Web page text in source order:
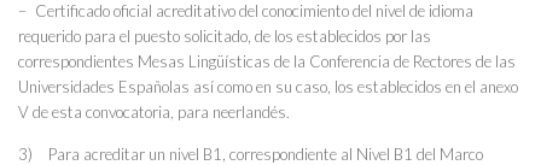
– Certificado oficial acreditativo del conocimiento del nivel de idioma
requerido para el puesto solicitado, de los establecidos por las
correspondientes Mesas Lingüísticas de la Conferencia de Rectores de las
Universidades Españolas así como en su caso, los establecidos en el anexo
V de esta convocatoria, para neerlandés.
3) Para acreditar un nivel B1, correspondiente al Nivel B1 del Marco